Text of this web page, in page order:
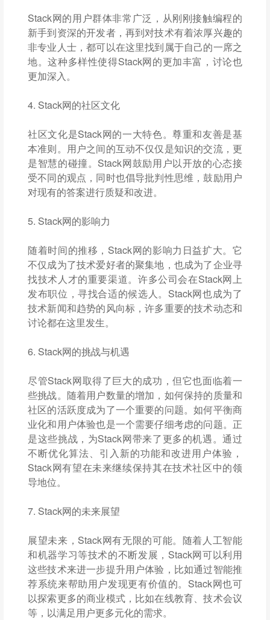
Stack网的用户群体非常广泛，从刚刚接触编程的
新手到资深的开发者，再到对技术有着浓厚兴趣的
非专业人士，都可以在这里找到属于自己的一席之
地。这种多样性使得Stack网的更加丰富，讨论也
更加深入。
4. Stack网的社区文化
社区文化是Stack网的一大特色。尊重和友善是基
本准则。用户之间的互动不仅仅是知识的交流，更
是智慧的碰撞。Stack网鼓励用户以开放的心态接
受不同的观点，同时也倡导批判性思维，鼓励用户
对现有的答案进行质疑和改进。
5. Stack网的影响力
随着时间的推移，Stack网的影响力日益扩大。它
不仅成为了技术爱好者的聚集地，也成为了企业寻
找技术人才的重要渠道。许多公司会在Stack网上
发布职位，寻找合适的候选人。Stack网也成为了
技术新闻和趋势的风向标，许多重要的技术动态和
讨论都在这里发生。
6. Stack网的挑战与机遇
尽管Stack网取得了巨大的成功，但它也面临着一
些挑战。随着用户数量的增加，如何保持的质量和
社区的活跃度成为了一个重要的问题。如何平衡商
业化和用户体验也是一个需要仔细考虑的问题。正
是这些挑战，为Stack网带来了更多的机遇。通过
不断优化算法、引入新的功能和改进用户体验，
Stack网有望在未来继续保持其在技术社区中的领
导地位。
7. Stack网的未来展望
展望未来，Stack网有无限的可能。随着人工智能
和机器学习等技术的不断发展，Stack网可以利用
这些技术来进一步提升用户体验，比如通过智能推
荐系统来帮助用户发现更有价值的。Stack网也可
以探索更多的商业模式，比如在线教育、技术会议
等，以满足用户更多元化的需求。